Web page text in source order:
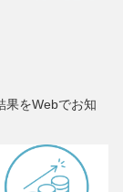
果をWebでお知